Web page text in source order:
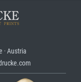
· Austria